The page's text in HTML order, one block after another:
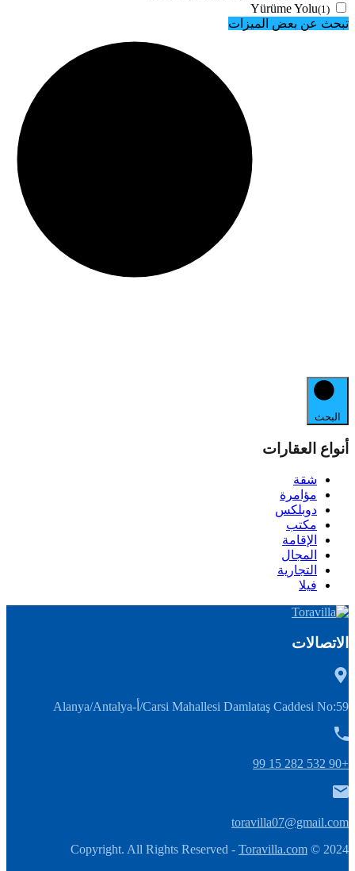
Yürüme Yolu(1)
تبحث عن بعض الميزات
البحث
أنواع العقارات
شقة
مؤامرة
دوبلكس
مكتب
الإقامة
المجال
التجارية
فيلا
الاتصالات
Carsi Mahallesi Damlataş Caddesi No:59/أ-Alanya/Antalya
+90 532 282 15 99
toravilla07@gmail.com
2024 © Copyright. All Rights Reserved -
Toravilla.com